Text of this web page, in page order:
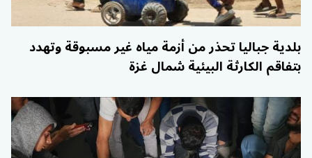
بلدية جباليا تحذر من أزمة مياه غير مسبوقة وتهدد
بتفاقم الكارثة البيئية شمال غزة